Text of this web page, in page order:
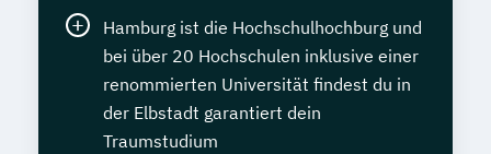
Hamburg ist die Hochschulhochburg und
bei über 20 Hochschulen inklusive einer
renommierten Universität findest du in
der Elbstadt garantiert dein
Traumstudium